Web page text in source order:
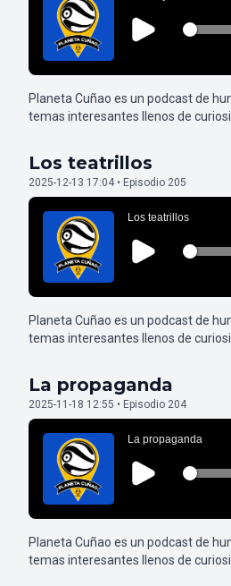
Planeta Cuñao es un podcast de
temas interesantes llenos de
Los teatrillos
2025-12-13 17:04 • Episodio 205
Planeta Cuñao es un podcast de
temas interesantes llenos de
La propaganda
2025-11-18 12:55 • Episodio 204
Planeta Cuñao es un podcast de
temas interesantes llenos de